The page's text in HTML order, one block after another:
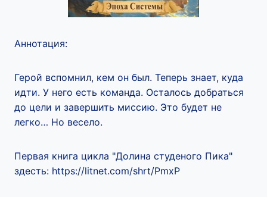
Аннотация:
Герой вспомнил, кем он был. Теперь знает, куда
идти. У него есть команда. Осталось добраться
до цели и завершить миссию. Это будет не
легко… Но весело.
Первая книга цикла "Долина студеного Пика"
здесть: https://litnet.com/shrt/PmxP